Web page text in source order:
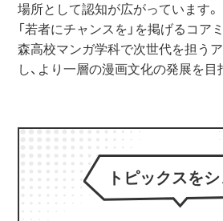
場所として認知が広がっています。
「若者にチャンスを」を掲げるコア
森高校マンガ学科で次世代を担う
し、より一層の漫画文化の発展を目
トピックスを